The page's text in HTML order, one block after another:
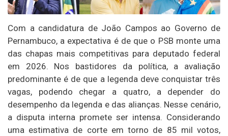
Com a candidatura de João Campos ao Governo de
Pernambuco, a expectativa é de que o PSB monte uma
das chapas mais competitivas para deputado federal
em 2026. Nos bastidores da política, a avaliação
predominante é de que a legenda deve conquistar três
vagas, podendo chegar a quatro, a depender do
desempenho da legenda e das alianças. Nesse cenário,
a disputa interna promete ser intensa. Considerando
uma estimativa de corte em torno de 85 mil votos,